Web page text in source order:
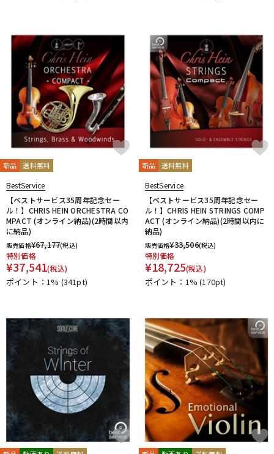
新品 送料無料
BestService
【ベストサービス35周年記念セー
ル！】CHRIS HEIN ORCHESTRA CO
MPACT (オンライン納品)(2時間以内
に納品)
販売価格¥67,177(税込)
特別価格
¥37,541(税込)
ポイント：1% (341pt)
新品 送料無料
BestService
【ベストサービス35周年記念セー
ル！】CHRIS HEIN STRINGS COMP
ACT (オンライン納品)(2時間以内に
納品)
販売価格¥33,506(税込)
特別価格
¥18,725(税込)
ポイント：1%(170pt)